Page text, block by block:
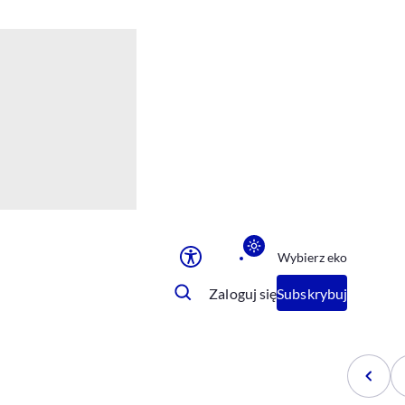
Wybierz eko
Zaloguj sięSubskrybuj